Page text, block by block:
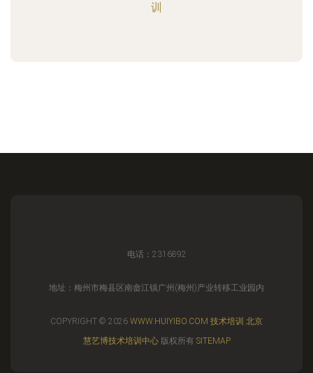
训
电话：2316892
地址：梅州市梅县区南畲江镇广州(梅州)产业转移工业园内
COPYRIGHT © 2026 WWW.HUIYIBO.COM 技术培训 北京
慧艺博技术培训中心版权所有 SITEMAP